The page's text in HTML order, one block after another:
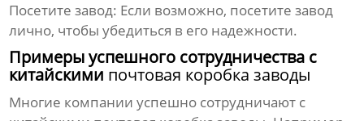
Посетите завод: Если возможно, посетите завод
лично, чтобы убедиться в его надежности.
Примеры успешного сотрудничества с
китайскими почтовая коробка заводы
Многие компании успешно сотрудничают с